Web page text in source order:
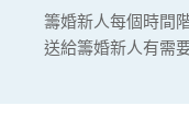
籌婚新人每個時間
送給籌婚新人有需